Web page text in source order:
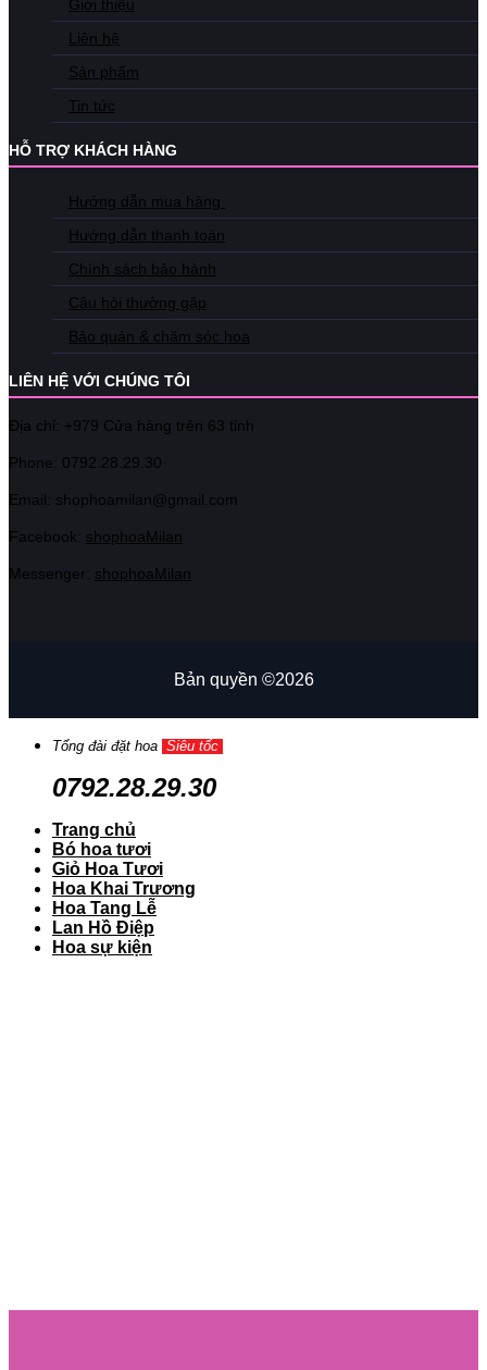
Giới thiệu
Liên hệ
Sản phẩm
Tin tức
HỖ TRỢ KHÁCH HÀNG
Hướng dẫn mua hàng
Hướng dẫn thanh toán
Chính sách bảo hành
Câu hỏi thường gặp
Bảo quản & chăm sóc hoa
LIÊN HỆ VỚI CHÚNG TÔI
Địa chỉ: +979 Cửa hàng trên 63 tỉnh
Phone: 0792.28.29.30
Email: shophoamilan@gmail.com
Facebook: shophoaMilan
Messenger: shophoaMilan
Bản quyền ©2026
Tổng đài đặt hoa Siêu tốc
0792.28.29.30
Trang chủ
Bó hoa tươi
Giỏ Hoa Tươi
Hoa Khai Trương
Hoa Tang Lễ
Lan Hồ Điệp
Hoa sự kiện